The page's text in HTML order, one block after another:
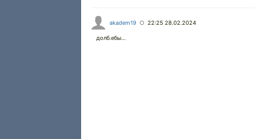
akadem19 ○ 22:25 28.02.2024
долб.ебы...